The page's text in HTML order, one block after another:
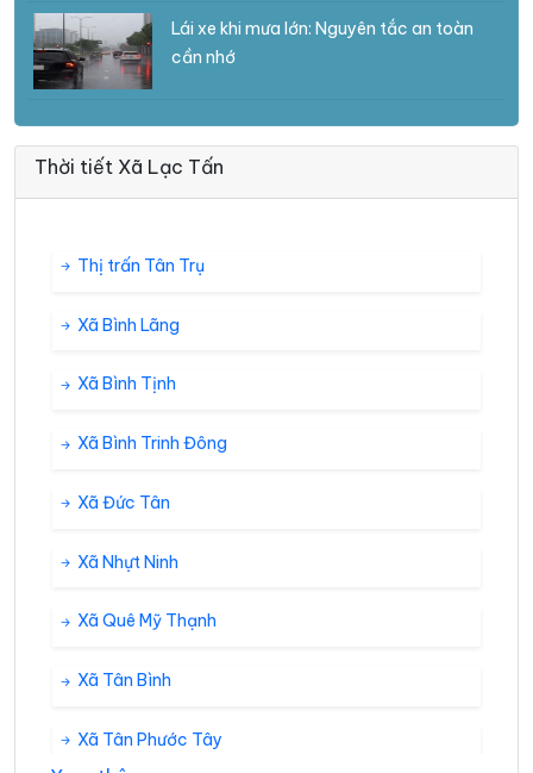
Lái xe khi mưa lớn: Nguyên tắc an toàn
cần nhớ
Thời tiết Xã Lạc Tấn
Thị trấn Tân Trụ
Xã Bình Lãng
Xã Bình Tịnh
Xã Bình Trinh Đông
Xã Đức Tân
Xã Nhựt Ninh
Xã Quê Mỹ Thạnh
Xã Tân Bình
Xã Tân Phước Tây